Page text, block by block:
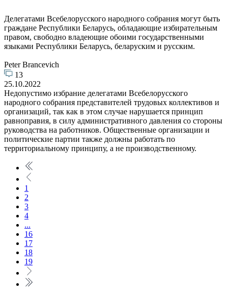
Делегатами Всебелорусского народного собрания могут быть
граждане Республики Беларусь, обладающие избирательным
правом, свободно владеющие обоими государственными
языками Республики Беларусь, беларуским и русским.
Peter Brancevich
13
25.10.2022
Недопустимо избрание делегатами Всебелорусского
народного собрания представителей трудовых коллективов и
организаций, так как в этом случае нарушается принцип
равноправия, в силу административного давления со стороны
руководства на работников. Общественные организации и
политические партии также должны работать по
территориальному принципу, а не производственному.
1
2
3
4
...
16
17
18
19